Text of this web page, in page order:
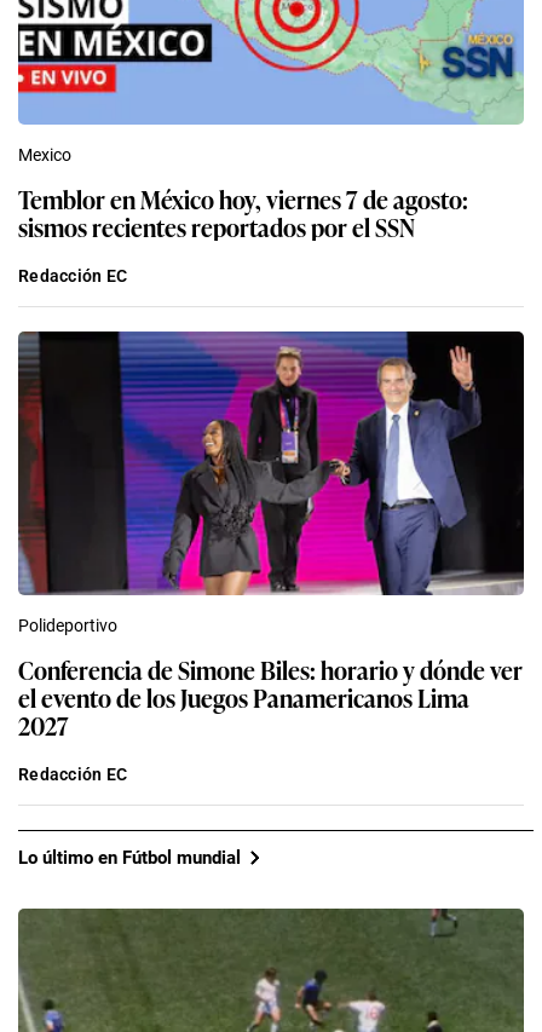
Mexico
Temblor en México hoy, viernes 7 de agosto:
sismos recientes reportados por el SSN
Redacción EC
Polideportivo
Conferencia de Simone Biles: horario y dónde ver
el evento de los Juegos Panamericanos Lima
2027
Redacción EC
Lo último en Fútbol mundial